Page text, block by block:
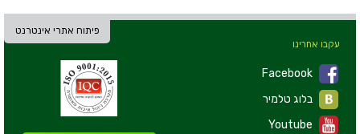
פיתוח אתרי אינטרנט
עקבו אחרינו
Facebook
Youtube